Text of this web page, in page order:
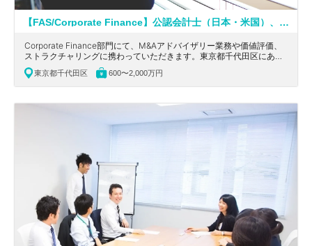
【FAS/Corporate Finance】公認会計士（日本・米国）、税理士歓迎！英語を活かせる！ワンストップでソリューションを提供している大手会計系コンサルティングファーム
Corporate Finance部門にて、M&Aアドバイザリー業務や価値評価、
ストラクチャリングに携わっていただきます。東京都千代田区にあ
る、ワンストップで統合的にソリューションを提供している大手会計
系コンサルティングファームの求人です。
東京都千代田区 600〜2,000万円